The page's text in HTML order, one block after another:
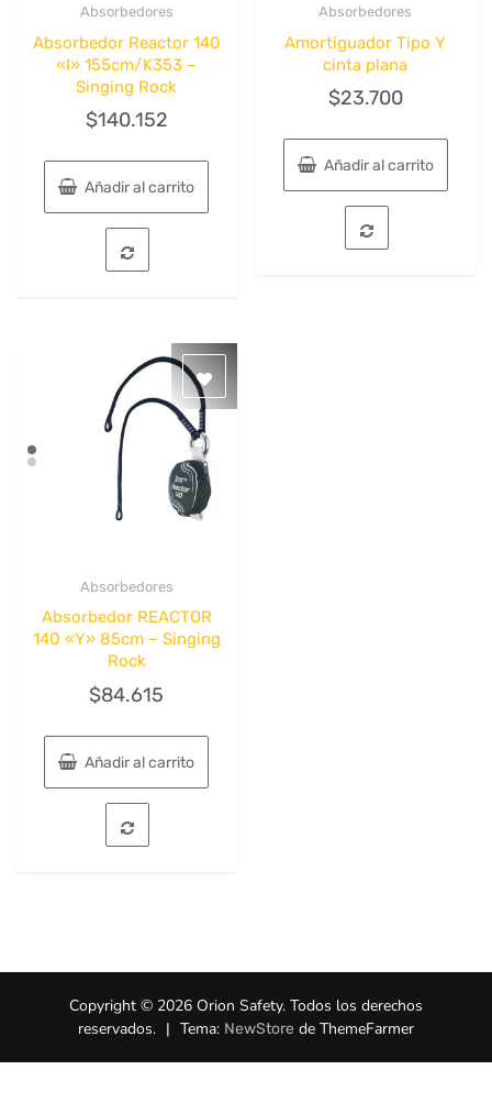
Absorbedores
Absorbedor Reactor 140
«I» 155cm/K353 –
Singing Rock
$140.152
Añadir al carrito
Absorbedores
Amortiguador Tipo Y
cinta plana
$23.700
Añadir al carrito
Absorbedores
Absorbedor REACTOR
140 «Y» 85cm – Singing
Rock
$84.615
Añadir al carrito
Copyright © 2026 Orion Safety. Todos los derechos
reservados. | Tema: NewStore de ThemeFarmer